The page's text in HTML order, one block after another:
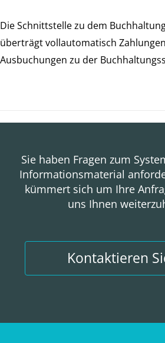
Die Schnittstelle zu dem
überträgt vollautomatisch
Ausbuchungen zu der
Sie haben Fragen zum
Informationsmaterial
kümmert sich um Ihre
uns Ihnen
Kontaktieren